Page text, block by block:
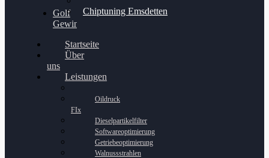
Chiptuning Emsdetten
Golf
Gewinnspiel
Startseite
Über
uns
Leistungen
Oildruck
FIx
Dieselpartikelfilter
Softwareoptimierung
Getriebeoptimierung
Walnussstrahlen